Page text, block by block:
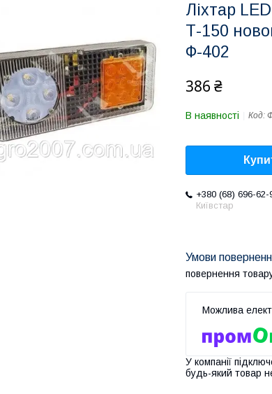
Ліхтар
Т-150
Ф-402
386 ₴
В наявності Код:
+380 (68) 696-62-
Київстар
повернення
У компанії
будь-який товар